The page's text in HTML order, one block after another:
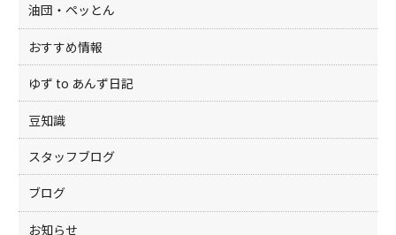
油団・ペッとん
おすすめ情報
ゆず to あんず日記
豆知識
スタッフブログ
ブログ
お知らせ